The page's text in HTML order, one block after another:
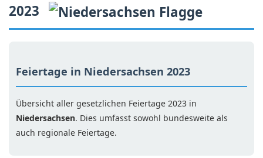
2023
Feiertage in Niedersachsen 2023
Übersicht aller gesetzlichen Feiertage 2023 in
Niedersachsen. Dies umfasst sowohl bundesweite als
auch regionale Feiertage.